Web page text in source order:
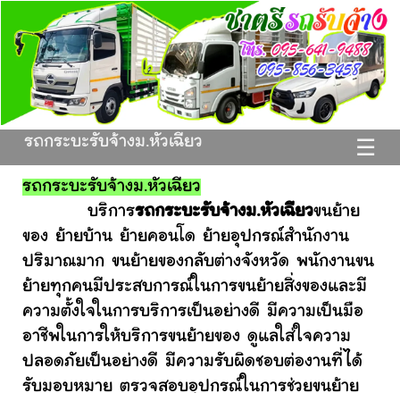
☰
รถกระบะรับจ้างม.หัวเฉียว
รถกระบะรับจ้างม.หัวเฉียว
บริการรถกระบะรับจ้างม.หัวเฉียวขนย้าย
ของ ย้ายบ้าน ย้ายคอนโด ย้ายอุปกรณ์สำนักงาน
ปริมาณมาก ขนย้ายของกลับต่างจังหวัด พนักงานขน
ย้ายทุกคนมีประสบการณ์ในการขนย้ายสิ่งของและมี
ความตั้งใจในการบริการเป็นอย่างดี มีความเป็นมือ
อาชีพในการให้บริการขนย้ายของ ดูแลใส่ใจความ
ปลอดภัยเป็นอย่างดี มีความรับผิดชอบต่องานที่ได้
รับมอบหมาย ตรวจสอบอุปกรณ์ในการช่วยขนย้าย